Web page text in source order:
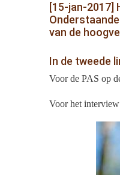
[15-jan-2017]
van de
In de tweede
Voor de PAS op
Voor het interview